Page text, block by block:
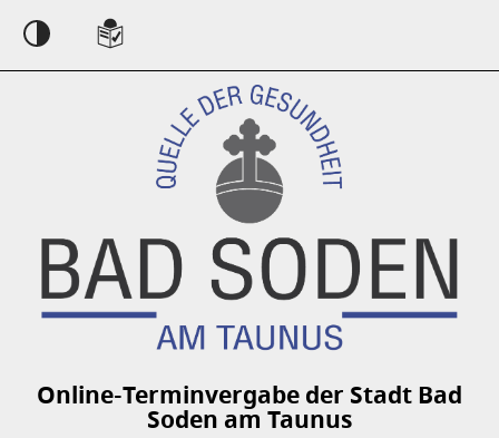
Online-Terminvergabe der Stadt Bad
Soden am Taunus